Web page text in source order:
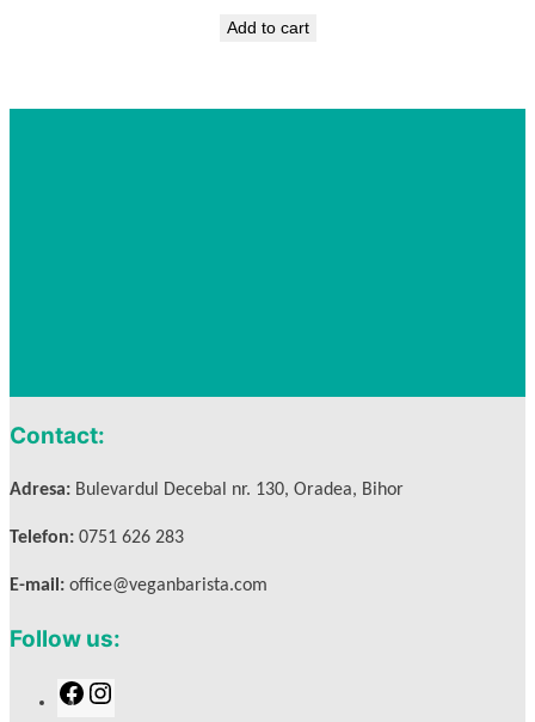
Add to cart
Contact:
Adresa: Bulevardul Decebal nr. 130, Oradea, Bihor
Telefon: 0751 626 283
E-mail: office@veganbarista.com
Follow us:
F